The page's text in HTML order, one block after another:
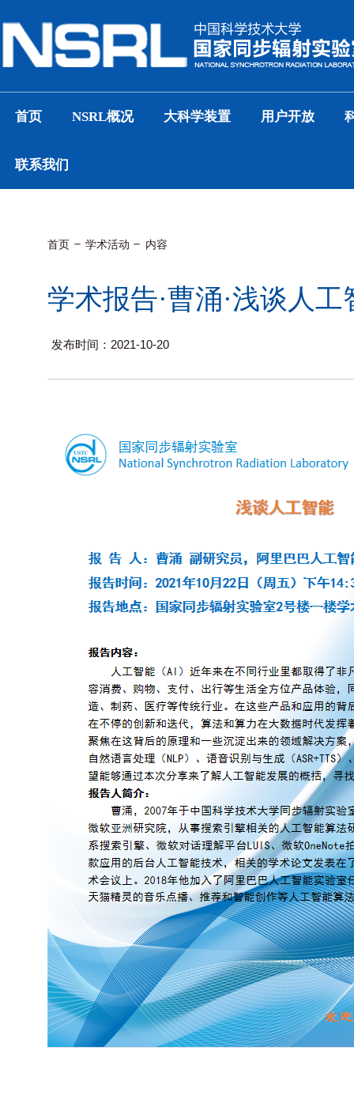
首页 NSRL概况 大科学装置 用户开放
联系我们
首页 学术活动 内容
学术报告·曹涌·浅谈人工
发布时间：2021-10-20